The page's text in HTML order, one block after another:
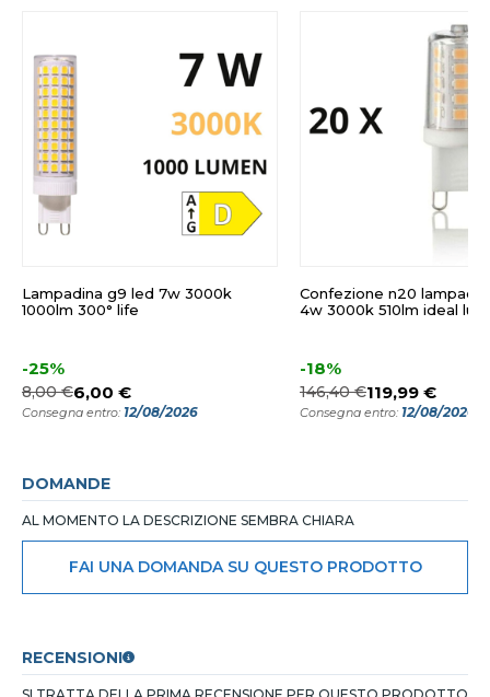
Lampadina g9 led 7w 3000k
1000lm 300° life
-25%
8,00 €6,00 €
Consegna entro: 12/08/2026
Confezione n20
4w 3000k 510lm ideal lux
-18%
146,40 €119,99 €
Consegna entro: 12/08/2026
DOMANDE
AL MOMENTO LA DESCRIZIONE SEMBRA CHIARA
FAI UNA DOMANDA SU QUESTO PRODOTTO
RECENSIONI